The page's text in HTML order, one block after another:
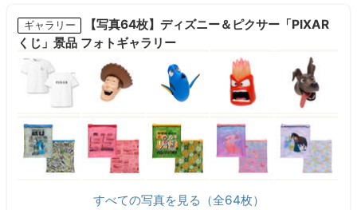
ギャラリー
【写真64枚】ディズニー＆ピクサー「PIXAR
くじ」景品 フォトギャラリー
すべての写真を見る（全64枚）